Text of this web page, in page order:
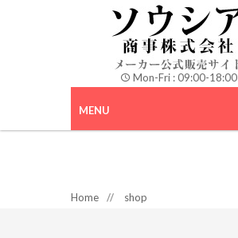
Mon-Fri : 09:00-18:00
Home // shop